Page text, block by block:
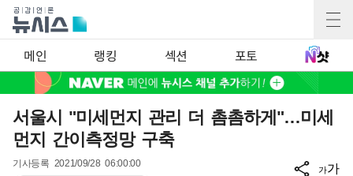
메인 랭킹 섹션 포토
서울시 "미세먼지 관리 더 촘촘하게"…미세
먼지 간이측정망 구축
기사등록 2021/09/28 06:00:00
가가